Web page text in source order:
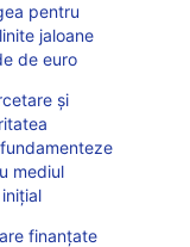
pentru
jaloane
de euro
și
mediul
finanțate